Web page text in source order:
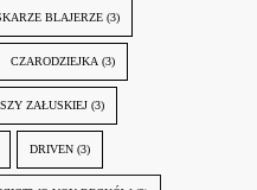
BLAJERZE (3)
CZARODZIEJKA (3)
ZAŁUSKIEJ (3)
DRIVEN (3)